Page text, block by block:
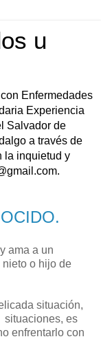
u
Enfermedades
Experiencia
Salvador de
a través de
la inquietud y
ama a un
o hijo de
situación,
situaciones, es
enfrentarlo con